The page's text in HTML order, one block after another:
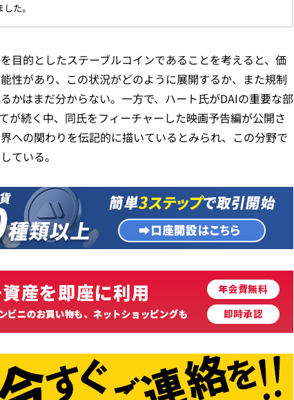
た。
目的としたステーブルコインであることを考えると、価
性があり、この状況がどのように展開するか、また規制
かはまだ分からない。一方で、ハート氏がDAIの重要な部
が続く中、同氏をフィーチャーした映画予告編が公開さ
への関わりを伝記的に描いているとみられ、この分野で
ている。